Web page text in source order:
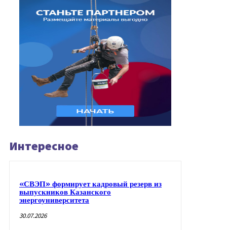
Интересное
«СВЭП» формирует кадровый резерв из
выпускников Казанского
энергоуниверситета
30.07.2026